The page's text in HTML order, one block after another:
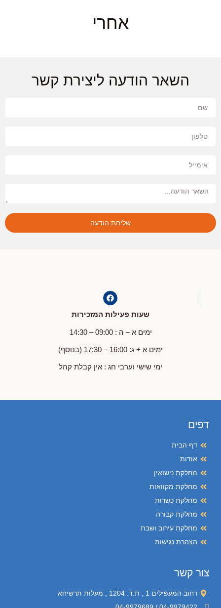
אחרי
השאר הודעה ליצירת קשר
שליחת הודעה
שעות פעילות המזכירות
ימים א – ה : 09:00 – 14:30
ימים א + ג: 16:00 – 17:30 (בנוסף)
ימי שישי וערבי חג : אין קבלת קהל
דפים
דף הבית
אודות
מחלקת נישואין
מחלקת מקוואות
מחלקת כשרות
מחלקת קבורה
מחלקת עירוב ושבת
הצהרת נגישות
צור קשר
רחוב המעפילים 1 , ת.ד. 1204 , מעלות תרשיחא